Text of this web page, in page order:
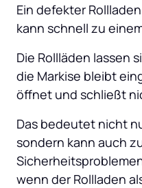
Ein defekter
Die Rollläden lassen
die Markise bleibt
öffnet und schließt
Das bedeutet nicht
sondern kann auch
wenn der Rollladen